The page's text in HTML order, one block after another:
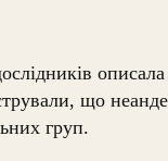
що
груп.